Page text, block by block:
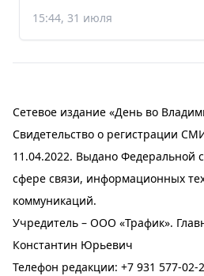
15:44, 31 июля
Сетевое издание «День во
Свидетельство о регистрации
11.04.2022. Выдано Федеральной
сфере связи, информационных
коммуникаций.
Учредитель – ООО «Трафик».
Константин Юрьевич
Телефон редакции: +7 931 577-02-